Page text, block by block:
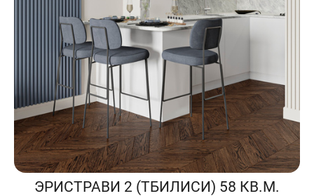
ЭРИСТРАВИ 2 (ТБИЛИСИ) 58 КВ.М.